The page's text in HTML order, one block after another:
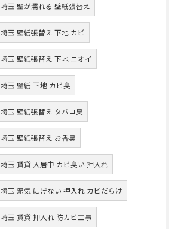
埼玉 壁が濡れる 壁紙張替え
埼玉 壁紙張替え 下地 カビ
埼玉 壁紙張替え 下地 ニオイ
埼玉 壁紙 下地 カビ臭
埼玉 壁紙張替え タバコ臭
埼玉 壁紙張替え お香臭
埼玉 賃貸 入居中 カビ臭い 押入れ
埼玉 湿気 にげない 押入れ カビだらけ
埼玉 賃貸 押入れ 防カビ工事